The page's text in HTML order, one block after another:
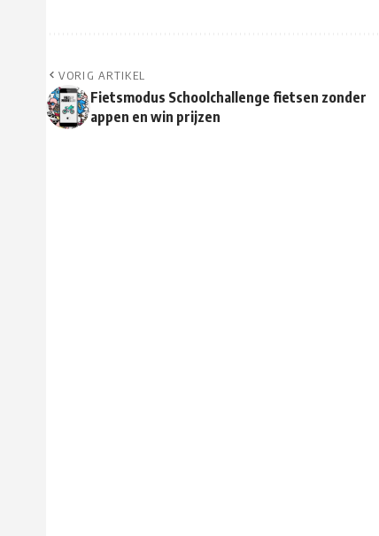
VORIG ARTIKEL
Fietsmodus Schoolchallenge fietsen zonder
appen en win prijzen